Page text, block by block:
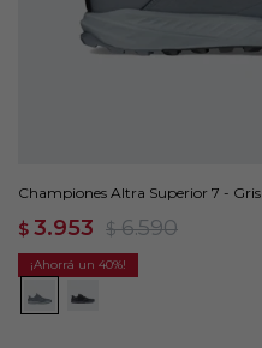
Championes Altra Superior 7 - Gris
$ 3.953 $ 6.590
40